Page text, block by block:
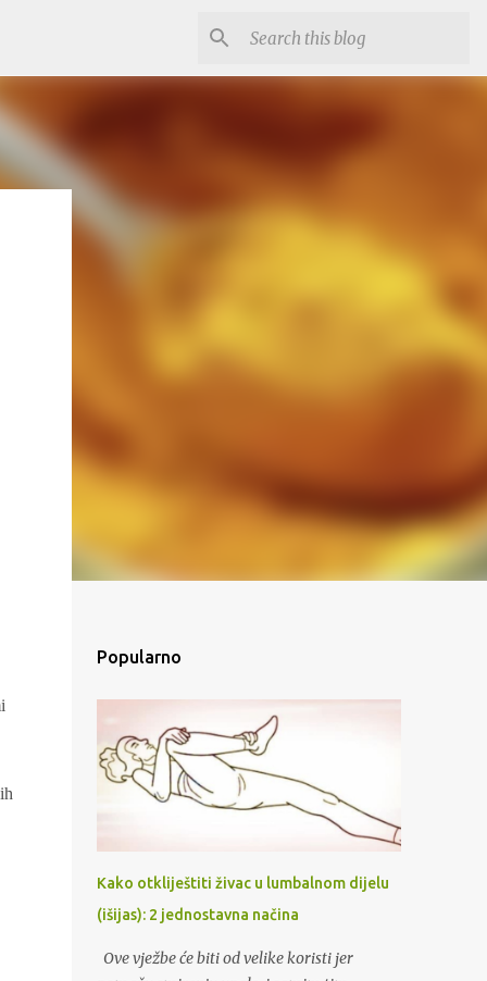
Popularno
Kako otkliještiti živac u lumbalnom dijelu
(išijas): 2 jednostavna načina
Ove vježbe će biti od velike koristi jer